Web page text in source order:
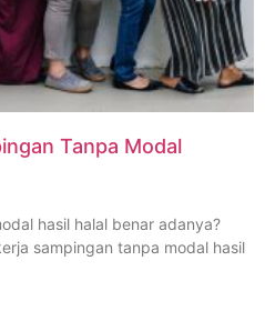
Tanpa Modal
hasil halal benar adanya?
sampingan tanpa modal hasil